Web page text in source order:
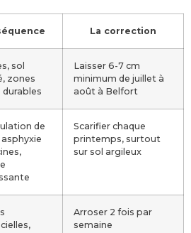
La correction
sol
zones
durables
Laisser 6-7 cm
minimum de juillet à
août à Belfort
de
Scarifier chaque
printemps, surtout
sur sol argileux
Arroser 2 fois par
semaine